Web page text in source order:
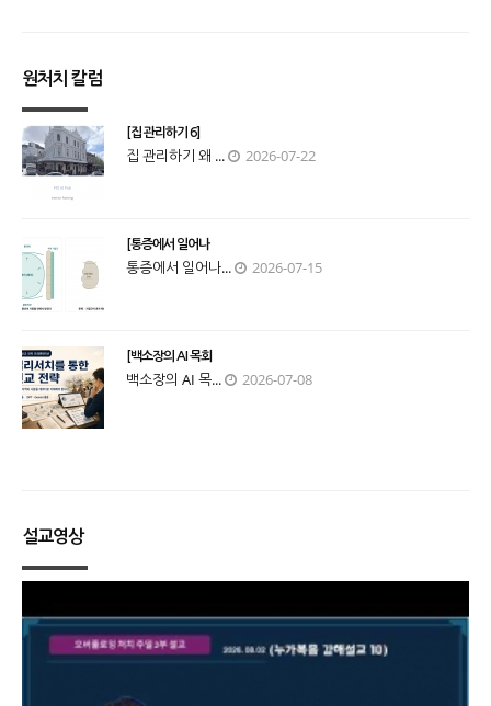
원처치 칼럼
[집 관리하기 6]
집 관리하기 왜 ... 2026-07-22
[통증에서 일어나
통증에서 일어나... 2026-07-15
[백소장의 AI 목회
백소장의 AI 목... 2026-07-08
설교영상